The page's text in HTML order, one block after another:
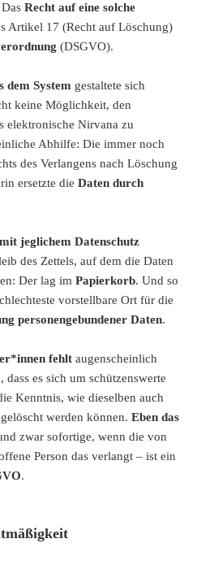
DasRecht auf eine solche
Artikel 17 (Recht auf Löschung)
(DSGVO).
dem System gestaltete sich
keine Möglichkeit, den
elektronische Nirvana zu
Abhilfe: Die immer noch
des Verlangens nach Löschung
ersetzte dieDaten durch
jeglichem Datenschutz
des Zettels, auf dem die Daten
Der lag imPapierkorb. Und so
vorstellbare Ort für die
personengebundener Daten.
fehlt augenscheinlich
dass es sich um schützenswerte
Kenntnis, wie dieselben auch
werden können.Eben das
zwar sofortige, wenn die von
Person das verlangt – ist ein
.